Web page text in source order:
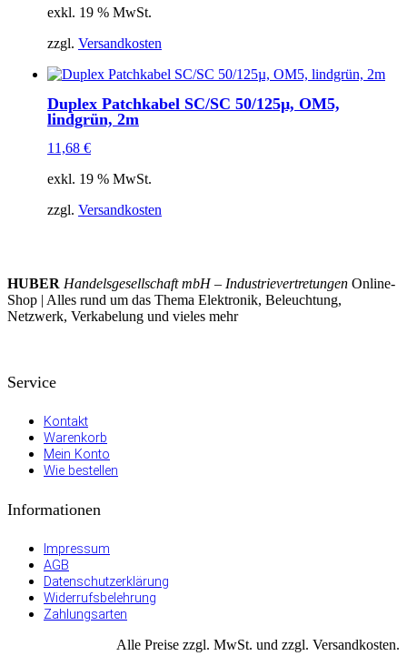
exkl. 19 % MwSt.
zzgl. Versandkosten
Duplex Patchkabel SC/SC 50/125µ, OM5,
lindgrün, 2m
11,68 €
exkl. 19 % MwSt.
zzgl. Versandkosten
HUBER Handelsgesellschaft mbH – Industrievertretungen Online-
Shop | Alles rund um das Thema Elektronik, Beleuchtung,
Netzwerk, Verkabelung und vieles mehr
Service
Kontakt
Warenkorb
Mein Konto
Wie bestellen
Informationen
Impressum
AGB
Datenschutzerklärung
Widerrufsbelehrung
Zahlungsarten
Alle Preise zzgl. MwSt. und zzgl. Versandkosten.